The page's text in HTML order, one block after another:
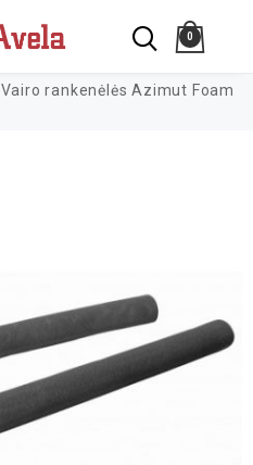
0
Vairo rankenėlės Azimut Foam